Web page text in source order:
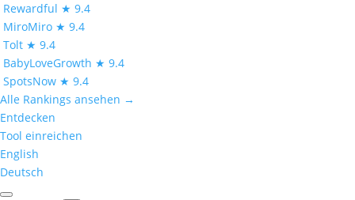
Rewardful ★ 9.4
MiroMiro ★ 9.4
Tolt ★ 9.4
BabyLoveGrowth ★ 9.4
SpotsNow ★ 9.4
Alle Rankings ansehen →
Entdecken
Tool einreichen
English
Deutsch